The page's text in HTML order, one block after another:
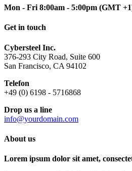
Mon - Fri 8:00am - 5:00pm (GMT
Get in touch
Cybersteel Inc.
376-293 City Road, Suite 600
San Francisco, CA 94102
Telefon
+49 (0) 6198 - 5716868
Drop us a line
info@yourdomain.com
About us
Lorem ipsum dolor sit amet,